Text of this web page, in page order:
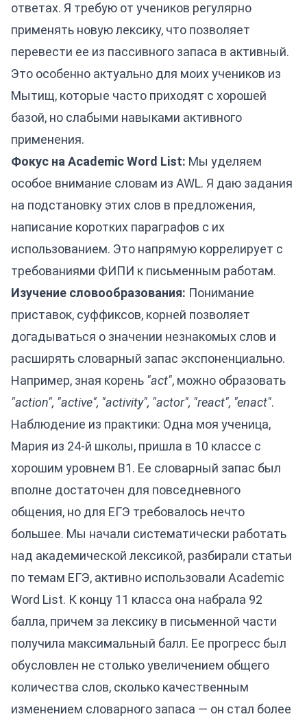
ответах. Я требую от учеников регулярно
применять новую лексику, что позволяет
перевести ее из пассивного запаса в активный.
Это особенно актуально для моих учеников из
Мытищ, которые часто приходят с хорошей
базой, но слабыми навыками активного
применения.
Фокус на Academic Word List: Мы уделяем
особое внимание словам из AWL. Я даю задания
на подстановку этих слов в предложения,
написание коротких параграфов с их
использованием. Это напрямую коррелирует с
требованиями ФИПИ к письменным работам.
Изучение словообразования: Понимание
приставок, суффиксов, корней позволяет
догадываться о значении незнакомых слов и
расширять словарный запас экспоненциально.
Например, зная корень "act", можно образовать
"action", "active", "activity", "actor", "react", "enact".
Наблюдение из практики: Одна моя ученица,
Мария из 24-й школы, пришла в 10 классе с
хорошим уровнем B1. Ее словарный запас был
вполне достаточен для повседневного
общения, но для ЕГЭ требовалось нечто
большее. Мы начали систематически работать
над академической лексикой, разбирали статьи
по темам ЕГЭ, активно использовали Academic
Word List. К концу 11 класса она набрала 92
балла, причем за лексику в письменной части
получила максимальный балл. Ее прогресс был
обусловлен не столько увеличением общего
количества слов, сколько качественным
изменением словарного запаса — он стал более